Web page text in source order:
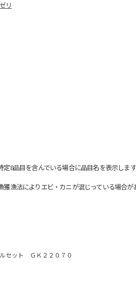
リ
8品目を含んでいる場合に品目名を表示します
法によりエビ・カニが混じっている場合
ルセット ＧＫ２２０７０